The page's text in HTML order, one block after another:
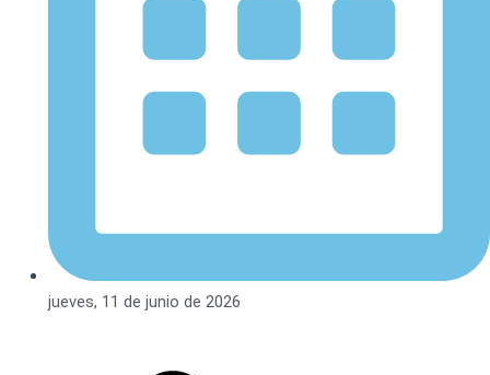
jueves, 11 de junio de 2026